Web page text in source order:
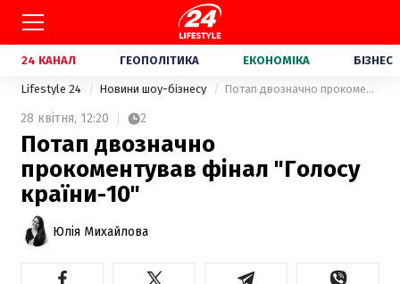
24 КАНАЛ ГЕОПОЛІТИКА ЕКОНОМІКА БІЗНЕС
Lifestyle 24 Новини шоу-бізнесу Потап двозначно прокоментував фінал "Голосу країни-10"
28 квітня, 12:20 2
Потап двозначно
прокоментував фінал "Голосу
країни-10"
Юлія Михайлова